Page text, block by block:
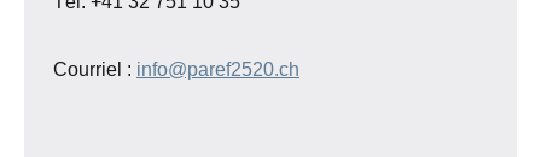
Courriel : info@paref2520.ch